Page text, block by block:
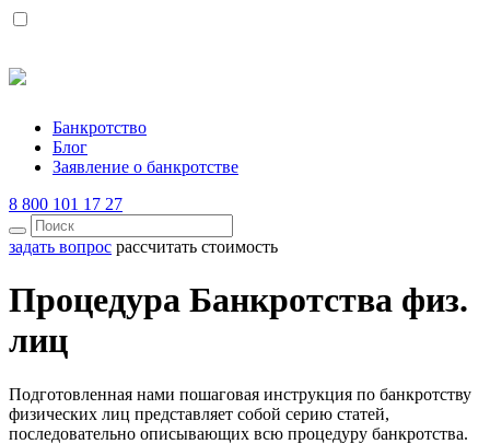
Банкротство
Блог
Заявление о банкротстве
8 800 101 17 27
задать вопрос рассчитать стоимость
Процедура Банкротства физ.
лиц
Подготовленная нами пошаговая инструкция по банкротству
физических лиц представляет собой серию статей,
последовательно описывающих всю процедуру банкротства.